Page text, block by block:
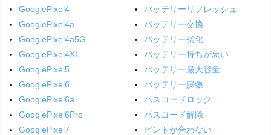
GooglePixel4
GooglePixel4a
GooglePixel4a5G
GooglePixel4XL
GooglePixel5
GooglePixel6
GooglePixel6a
GooglePixel6Pro
GooglePixel7
バッテリーリフレッシュ
バッテリー交換
バッテリー劣化
バッテリー持ちが悪い
バッテリー最大容量
バッテリー膨張
パスコードロック
パスコード解除
ピントが合わない